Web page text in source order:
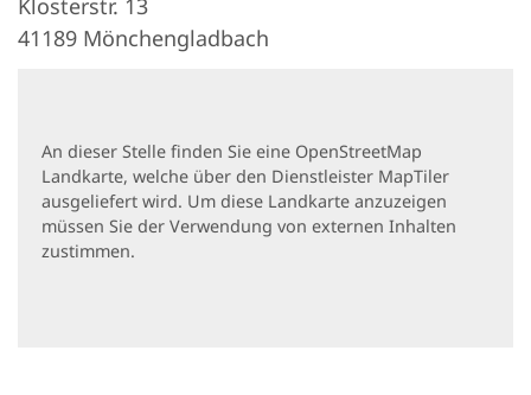
Klosterstr. 13
41189 Mönchengladbach
An dieser Stelle finden Sie eine OpenStreetMap
Landkarte, welche über den Dienstleister MapTiler
ausgeliefert wird. Um diese Landkarte anzuzeigen
müssen Sie der Verwendung von externen Inhalten
zustimmen.